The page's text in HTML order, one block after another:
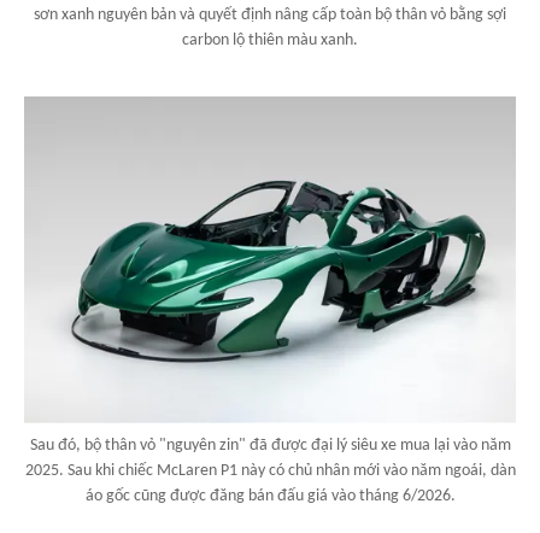
sơn xanh nguyên bản và quyết định nâng cấp toàn bộ thân vỏ bằng sợi
carbon lộ thiên màu xanh.
Sau đó, bộ thân vỏ "nguyên zin" đã được đại lý siêu xe mua lại vào năm
2025. Sau khi chiếc McLaren P1 này có chủ nhân mới vào năm ngoái, dàn
áo gốc cũng được đăng bán đấu giá vào tháng 6/2026.